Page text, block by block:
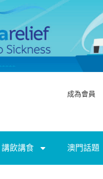
成為會員
講飲講食 澳門話題